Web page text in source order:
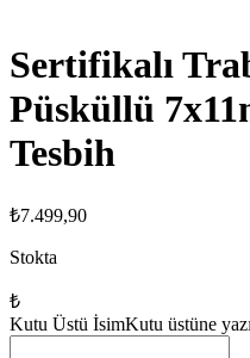
Sertifikalı
Püsküllü
Tesbih
₺7.499,90
Stokta
₺
Kutu Üstü İsimKutu üstüne